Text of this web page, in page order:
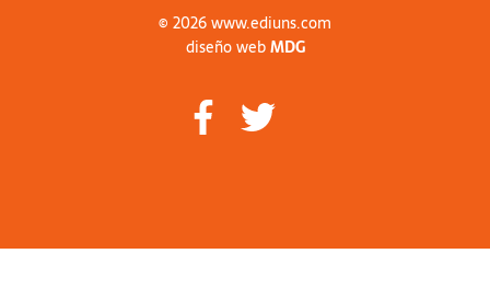
© 2026 www.ediuns.com
diseño webMDG